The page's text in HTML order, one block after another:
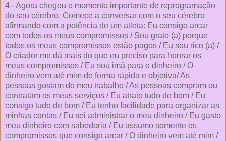
4 - Agora chegou o momento importante de reprogramação
do seu cérebro. Comece a conversar com o seu cérebro
afirmando com a potência de um atleta: Eu consigo arcar
com todos os meus compromissos / Sou grato (a) porque
todos os meus compromissos estão pagos / Eu sou rico (a) /
O criador me dá mais do que eu preciso para honrar os
meus compromissos / Eu sou imã para o dinheiro / O
dinheiro vem até mim de forma rápida e objetiva/ As
pessoas gostam do meu trabalho / As pessoas compram ou
contratam os meus serviços / Eu atraio tudo de bom / Eu
consigo tudo de bom / Eu tenho facilidade para organizar as
minhas contas / Eu sei administrar o meu dinheiro / Eu gasto
meu dinheiro com sabedoria / Eu assumo somente os
compromissos que consigo arcar / O dinheiro vem até mim /